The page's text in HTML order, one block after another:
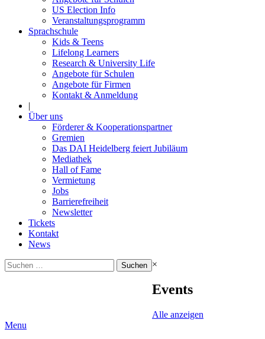
US Election Info
Veranstaltungsprogramm
Sprachschule
Kids & Teens
Lifelong Learners
Research & University Life
Angebote für Schulen
Angebote für Firmen
Kontakt & Anmeldung
|
Über uns
Förderer & Kooperationspartner
Gremien
Das DAI Heidelberg feiert Jubiläum
Mediathek
Hall of Fame
Vermietung
Jobs
Barrierefreiheit
Newsletter
Tickets
Kontakt
News
Suchen
nach:
×
Events
Alle anzeigen
Menu